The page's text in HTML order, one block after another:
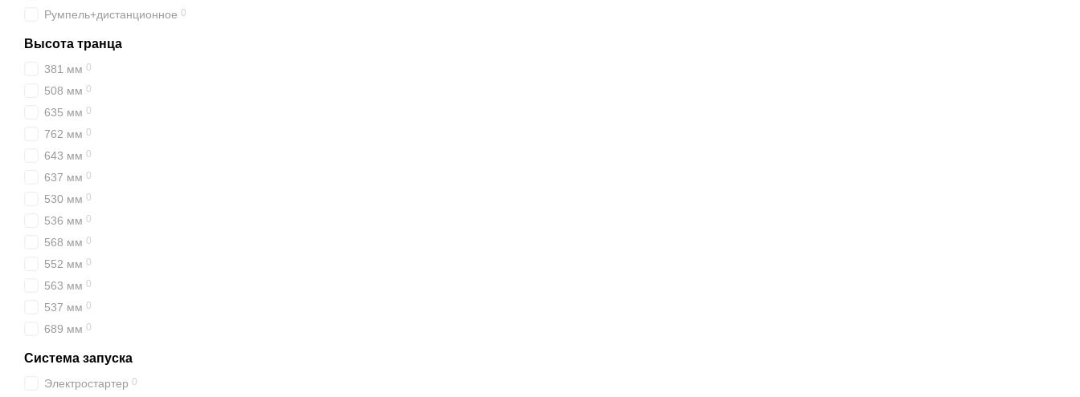
Румпель+дистанционное 0
Высота транца
381 мм 0
508 мм 0
635 мм 0
762 мм 0
643 мм 0
637 мм 0
530 мм 0
536 мм 0
568 мм 0
552 мм 0
563 мм 0
537 мм 0
689 мм 0
Система запуска
Электростартер 0